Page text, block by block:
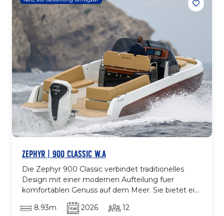
konstruierter Rumpf sorgt fuer ruhige und sichere
Fahrt, waehrend die offene Aufteilung den
gesamten Aussenbereich optimal nutzt. Ein
perfektes Modell fuer alle, die Eleganz, Komfort
und Authentizitaet bei jeder Ausfahrt suchen.
ZEPHYR | 900 CLASSIC W.A
Die Zephyr 900 Classic verbindet traditionelles
Design mit einer modernen Aufteilung fuer
komfortablen Genuss auf dem Meer. Sie bietet ein
grosses, gut organisiertes Cockpit, Sonnenliege am
Bug, komfortable Sitze und hochwertige
8.93m 2026 12